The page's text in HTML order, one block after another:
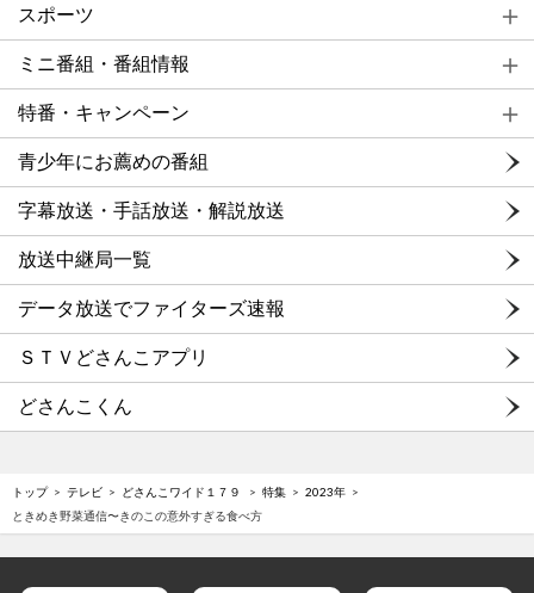
スポーツ
ミニ番組・番組情報
特番・キャンペーン
青少年にお薦めの番組
字幕放送・手話放送・解説放送
放送中継局一覧
データ放送でファイターズ速報
ＳＴＶどさんこアプリ
どさんこくん
トップ テレビ どさんこワイド１７９ 特集
2023年
ときめき野菜通信〜きのこの意外すぎる食べ方